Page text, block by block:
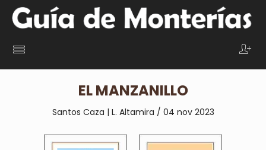
EL MANZANILLO
Santos Caza | L. Altamira / 04 nov 2023